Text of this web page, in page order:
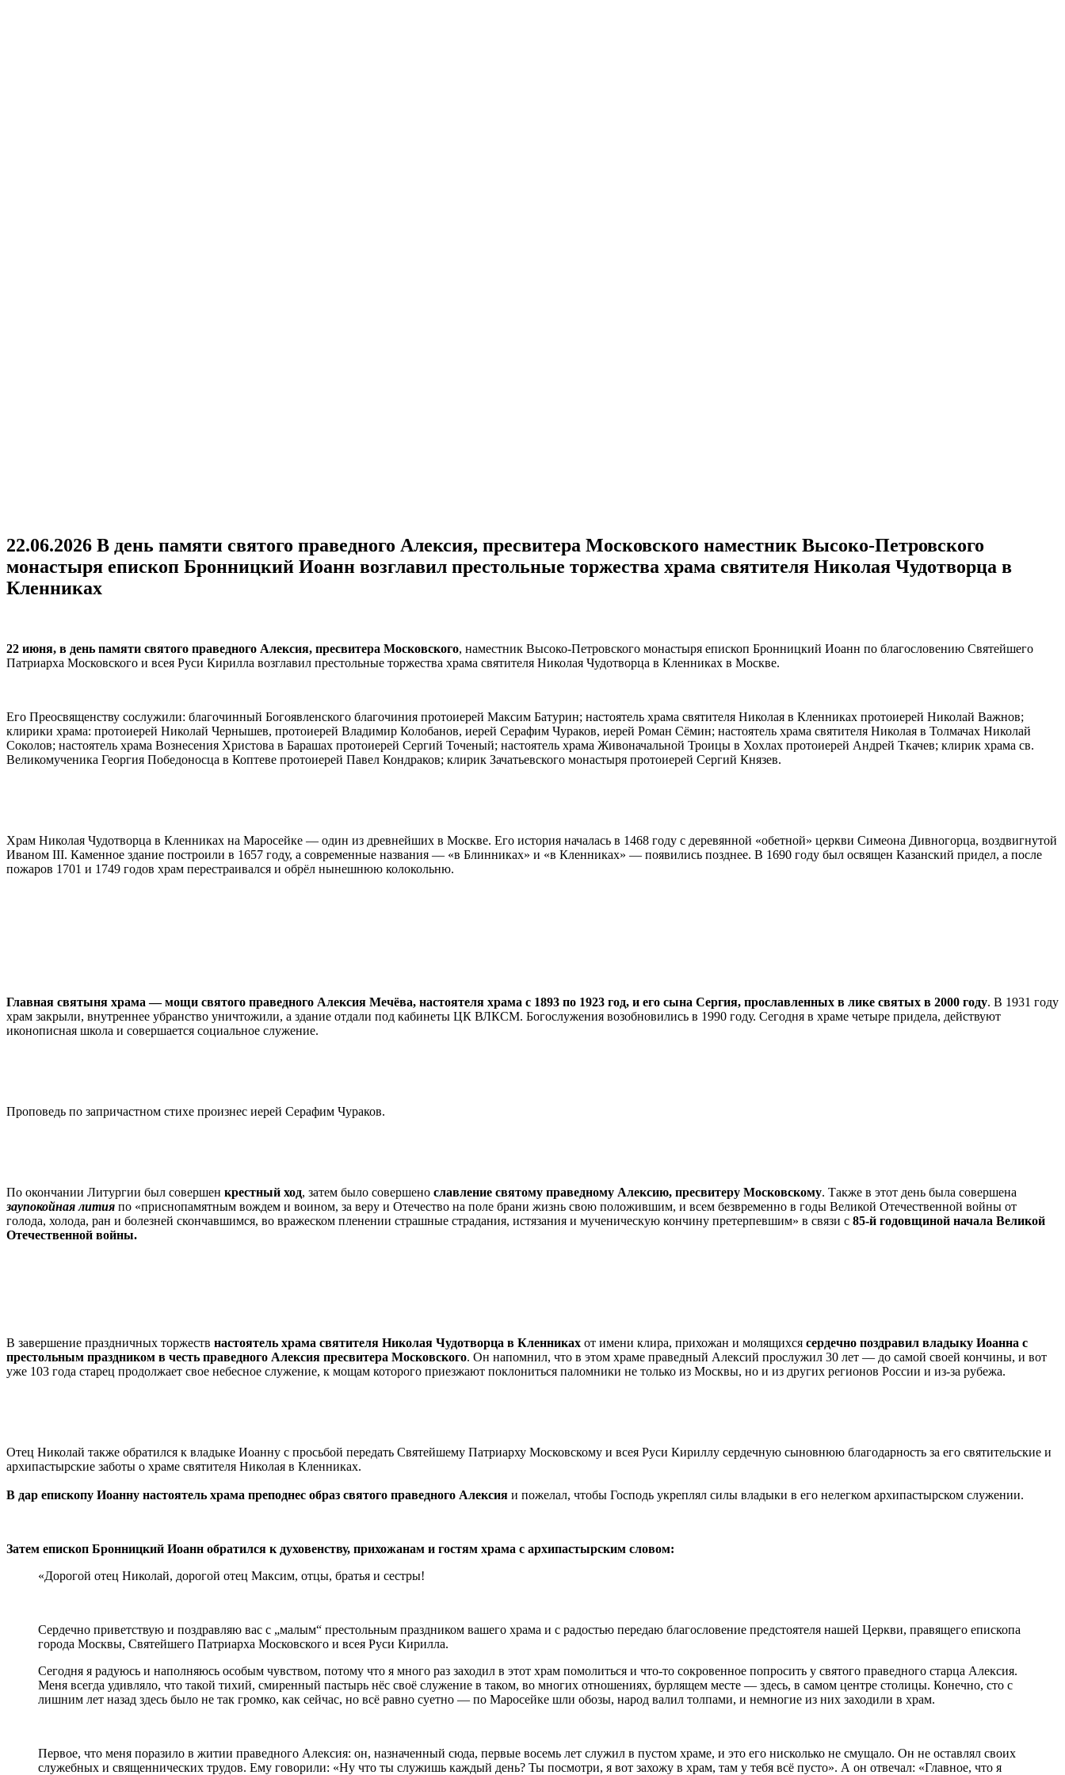
22.06.2026 В день памяти святого праведного Алексия, пресвитера Московского наместник Высоко-Петровского
монастыря епископ Бронницкий Иоанн возглавил престольные торжества храма святителя Николая Чудотворца в
Кленниках
22 июня, в день памяти святого праведного Алексия, пресвитера Московского, наместник Высоко-Петровского монастыря епископ Бронницкий Иоанн по благословению Святейшего
Патриарха Московского и всея Руси Кирилла возглавил престольные торжества храма святителя Николая Чудотворца в Кленниках в Москве.
Его Преосвященству сослужили: благочинный Богоявленского благочиния протоиерей Максим Батурин; настоятель храма святителя Николая в Кленниках протоиерей Николай Важнов;
клирики храма: протоиерей Николай Чернышев, протоиерей Владимир Колобанов, иерей Серафим Чураков, иерей Роман Сёмин; настоятель храма святителя Николая в Толмачах Николай
Соколов; настоятель храма Вознесения Христова в Барашах протоиерей Сергий Точеный; настоятель храма Живоначальной Троицы в Хохлах протоиерей Андрей Ткачев; клирик храма св.
Великомученика Георгия Победоносца в Коптеве протоиерей Павел Кондраков; клирик Зачатьевского монастыря протоиерей Сергий Князев.
Храм Николая Чудотворца в Кленниках на Маросейке — один из древнейших в Москве. Его история началась в 1468 году с деревянной «обетной» церкви Симеона Дивногорца, воздвигнутой
Иваном III. Каменное здание построили в 1657 году, а современные названия — «в Блинниках» и «в Кленниках» — появились позднее. В 1690 году был освящен Казанский придел, а после
пожаров 1701 и 1749 годов храм перестраивался и обрёл нынешнюю колокольню.
Главная святыня храма — мощи святого праведного Алексия Мечёва, настоятеля храма с 1893 по 1923 год, и его сына Сергия, прославленных в лике святых в 2000 году. В 1931 году
храм закрыли, внутреннее убранство уничтожили, а здание отдали под кабинеты ЦК ВЛКСМ. Богослужения возобновились в 1990 году. Сегодня в храме четыре придела, действуют
иконописная школа и совершается социальное служение.
Проповедь по запричастном стихе произнес иерей Серафим Чураков.
По окончании Литургии был совершен крестный ход, затем было совершено славление святому праведному Алексию, пресвитеру Московскому. Также в этот день была совершена
заупокойная лития по «приснопамятным вождем и воином, за веру и Отечество на поле брани жизнь свою положившим, и всем безвременно в годы Великой Отечественной войны от
голода, холода, ран и болезней скончавшимся, во вражеском пленении страшные страдания, истязания и мученическую кончину претерпевшим» в связи с 85-й годовщиной начала Великой
Отечественной войны.
В завершение праздничных торжеств настоятель храма святителя Николая Чудотворца в Кленниках от имени клира, прихожан и молящихся сердечно поздравил владыку Иоанна с
престольным праздником в честь праведного Алексия пресвитера Московского. Он напомнил, что в этом храме праведный Алексий прослужил 30 лет — до самой своей кончины, и вот
уже 103 года старец продолжает свое небесное служение, к мощам которого приезжают поклониться паломники не только из Москвы, но и из других регионов России и из-за рубежа.
Отец Николай также обратился к владыке Иоанну с просьбой передать Святейшему Патриарху Московскому и всея Руси Кириллу сердечную сыновнюю благодарность за его святительские и
архипастырские заботы о храме святителя Николая в Кленниках.
В дар епископу Иоанну настоятель храма преподнес образ святого праведного Алексия и пожелал, чтобы Господь укреплял силы владыки в его нелегком архипастырском служении.
Затем епископ Бронницкий Иоанн обратился к духовенству, прихожанам и гостям храма с архипастырским словом:
«Дорогой отец Николай, дорогой отец Максим, отцы, братья и сестры!
Сердечно приветствую и поздравляю вас с „малым“ престольным праздником вашего храма и с радостью передаю благословение предстоятеля нашей Церкви, правящего епископа
города Москвы, Святейшего Патриарха Московского и всея Руси Кирилла.
Сегодня я радуюсь и наполняюсь особым чувством, потому что я много раз заходил в этот храм помолиться и что-то сокровенное попросить у святого праведного старца Алексия.
Меня всегда удивляло, что такой тихий, смиренный пастырь нёс своё служение в таком, во многих отношениях, бурлящем месте — здесь, в самом центре столицы. Конечно, сто с
лишним лет назад здесь было не так громко, как сейчас, но всё равно суетно — по Маросейке шли обозы, народ валил толпами, и немногие из них заходили в храм.
Первое, что меня поразило в житии праведного Алексия: он, назначенный сюда, первые восемь лет служил в пустом храме, и это его нисколько не смущало. Он не оставлял своих
служебных и священнических трудов. Ему говорили: «Ну что ты служишь каждый день? Ты посмотри, я вот захожу в храм, там у тебя всё пусто». А он отвечал: «Главное, что я